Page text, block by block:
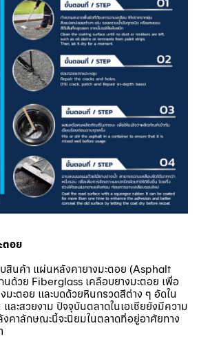
ตอย
บสินค้า แผ่นหลังคายางมะตอย (Asphalt
ด้วย Fiberglass เคลือบยางมะตอย เพื่อ
มะตอย และบดด้วยหินกรวดสีต่าง ๆ อัดใน
ะสวยงาม ปัจจุบันตลาดในเอเชียยังมีความ
คาลักษณะนี้จะนิยมในตลาดที่อยู่อาศัยทาง